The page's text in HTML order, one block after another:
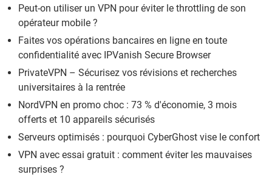
Peut-on utiliser un VPN pour éviter le throttling de son
opérateur mobile ?
Faites vos opérations bancaires en ligne en toute
confidentialité avec IPVanish Secure Browser
PrivateVPN – Sécurisez vos révisions et recherches
universitaires à la rentrée
NordVPN en promo choc : 73 % d'économie, 3 mois
offerts et 10 appareils sécurisés
Serveurs optimisés : pourquoi CyberGhost vise le confort
VPN avec essai gratuit : comment éviter les mauvaises
surprises ?